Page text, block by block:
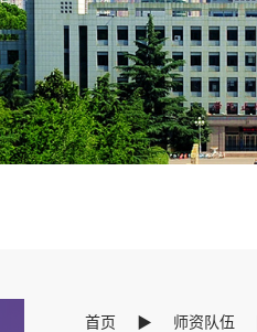
首页 ▶ 师资队伍